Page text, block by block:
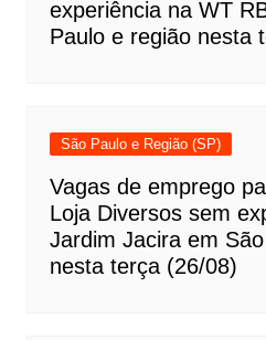
experiência na WT
Paulo e região nesta
São Paulo e Região (SP)
Vagas de emprego
Loja Diversos sem
Jardim Jacira em
nesta terça (26/08)